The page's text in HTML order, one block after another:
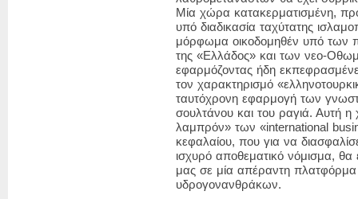
Μία χώρα κατακερματισμένη,
υπό διαδικασία ταχύτατης
μόρφωμα οικοδομηθέν υπό των
της «Ελλάδος» και των νεο-
εφαρμόζοντας ήδη
τον χαρακτηρισμό
ταυτόχρονη εφαρμογή των
σουλτάνου και του ραγιά. Αυτή η
λαμπρόν» των «international
κεφαλαίου, που για να
ισχυρό αποθεματικό νόμισμα, θα
μας σε μία απέραντη
υδρογονανθράκων.